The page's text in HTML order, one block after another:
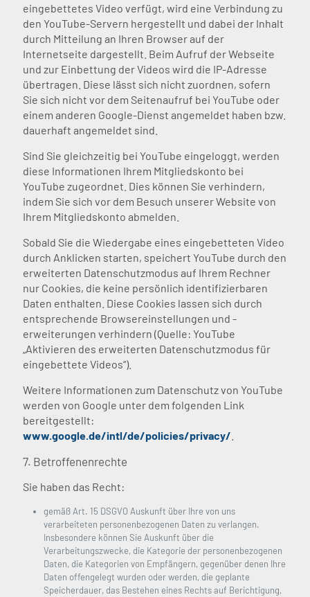
eingebettetes Video verfügt, wird eine Verbindung zu
den YouTube-Servern hergestellt und dabei der Inhalt
durch Mitteilung an Ihren Browser auf der
Internetseite dargestellt. Beim Aufruf der Webseite
und zur Einbettung der Videos wird die IP-Adresse
übertragen. Diese lässt sich nicht zuordnen, sofern
Sie sich nicht vor dem Seitenaufruf bei YouTube oder
einem anderen Google-Dienst angemeldet haben bzw.
dauerhaft angemeldet sind.
Sind Sie gleichzeitig bei YouTube eingeloggt, werden
diese Informationen Ihrem Mitgliedskonto bei
YouTube zugeordnet. Dies können Sie verhindern,
indem Sie sich vor dem Besuch unserer Website von
Ihrem Mitgliedskonto abmelden.
Sobald Sie die Wiedergabe eines eingebetteten Video
durch Anklicken starten, speichert YouTube durch den
erweiterten Datenschutzmodus auf Ihrem Rechner
nur Cookies, die keine persönlich identifizierbaren
Daten enthalten. Diese Cookies lassen sich durch
entsprechende Browsereinstellungen und -
erweiterungen verhindern (Quelle: YouTube
„Aktivieren des erweiterten Datenschutzmodus für
eingebettete Videos“).
Weitere Informationen zum Datenschutz von YouTube
werden von Google unter dem folgenden Link
bereitgestellt:
www.google.de/intl/de/policies/privacy/
7. Betroffenenrechte
Sie haben das Recht:
gemäß Art. 15 DSGVO Auskunft über Ihre von uns
verarbeiteten personenbezogenen Daten zu verlangen.
Insbesondere können Sie Auskunft über die
Verarbeitungszwecke, die Kategorie der personenbezogenen
Daten, die Kategorien von Empfängern, gegenüber denen Ihre
Daten offengelegt wurden oder werden, die geplante
Speicherdauer, das Bestehen eines Rechts auf Berichtigung,